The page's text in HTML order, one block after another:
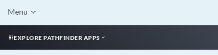
Menu
EXPLORE PATHFINDER APPS